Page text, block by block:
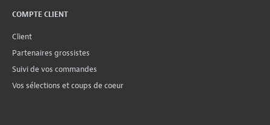
COMPTE CLIENT
Client
Partenaires grossistes
Suivi de vos commandes
Vos sélections et coups de coeur